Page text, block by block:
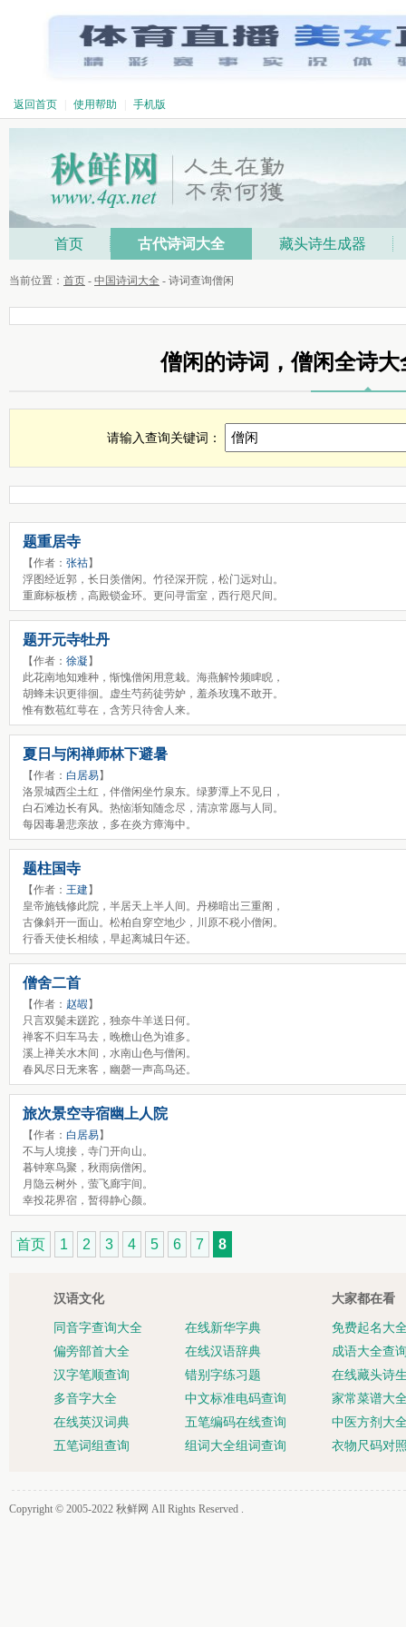
返回首页 使用帮助 手机版
僧闲诗词，僧闲古诗查询，僧闲全诗，僧闲诗句全集
首页 古代诗词大全 藏头诗生成器
当前位置： 首页 - 中国诗词大全 - 诗词查询僧闲
僧闲的诗词，僧闲全诗
请输入查询关键词：
题重居寺
【作者： 张祜】
浮图经近郭，长日羡僧闲。竹径深开院，松门远对山。
重廊标板榜，高殿锁金环。更问寻雷室，西行咫尺间。
题开元寺牡丹
【作者： 徐凝】
此花南地知难种，惭愧僧闲用意栽。海燕解怜频睥睨，
胡蜂未识更徘徊。虚生芍药徒劳妒，羞杀玫瑰不敢开。
惟有数苞红萼在，含芳只待舍人来。
夏日与闲禅师林下避暑
【作者： 白居易】
洛景城西尘土红，伴僧闲坐竹泉东。绿萝潭上不见日，
白石滩边长有风。热恼渐知随念尽，清凉常愿与人同。
每因毒暑悲亲故，多在炎方瘴海中。
题柱国寺
【作者： 王建】
皇帝施钱修此院，半居天上半人间。丹梯暗出三重阁，
古像斜开一面山。松柏自穿空地少，川原不税小僧闲。
行香天使长相续，早起离城日午还。
僧舍二首
【作者： 赵嘏】
只言双鬓未蹉跎，独奈牛羊送日何。
禅客不归车马去，晚檐山色为谁多。
溪上禅关水木间，水南山色与僧闲。
春风尽日无来客，幽磬一声高鸟还。
旅次景空寺宿幽上人院
【作者： 白居易】
不与人境接，寺门开向山。
暮钟寒鸟聚，秋雨病僧闲。
月隐云树外，萤飞廊宇间。
幸投花界宿，暂得静心颜。
首页 1 2 3 4 5 6 7 8
汉语文化
同音字查询大全
在线新华字典
偏旁部首大全
在线汉语辞典
汉字笔顺查询
错别字练习题
多音字大全
中文标准电码查询
在线英汉词典
五笔编码在线查询
五笔词组查询
组词大全组词查询
大家都在看
免费起名大
成语大全查
在线藏头诗
家常菜谱大
中医方剂大
衣物尺码对
Copyright © 2005-2022 秋鲜网 All Rights Reserved .